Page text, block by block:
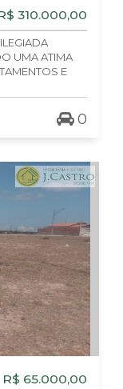
310.000,00
UMA ATIMA
E
0
R$ 65.000,00